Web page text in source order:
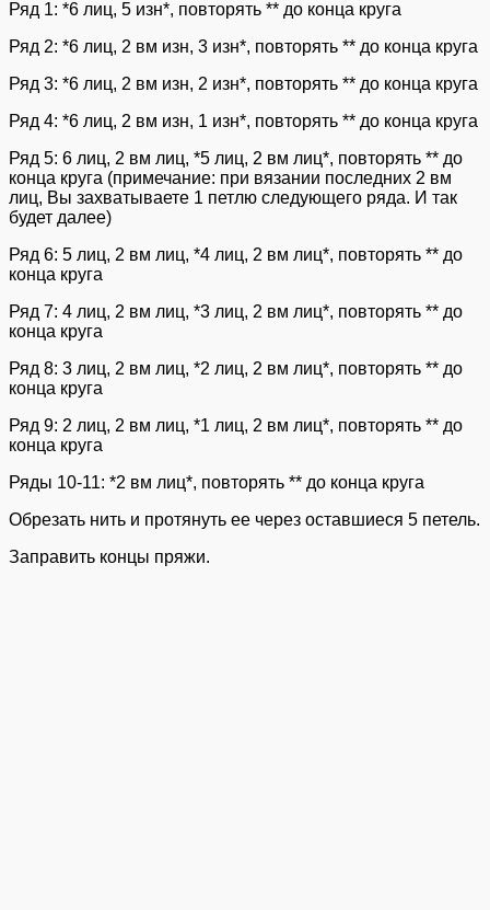
Ряд 1: *6 лиц, 5 изн*, повторять ** до конца круга
Ряд 2: *6 лиц, 2 вм изн, 3 изн*, повторять ** до конца круга
Ряд 3: *6 лиц, 2 вм изн, 2 изн*, повторять ** до конца круга
Ряд 4: *6 лиц, 2 вм изн, 1 изн*, повторять ** до конца круга
Ряд 5: 6 лиц, 2 вм лиц, *5 лиц, 2 вм лиц*, повторять ** до
конца круга (примечание: при вязании последних 2 вм
лиц, Вы захватываете 1 петлю следующего ряда. И так
будет далее)
Ряд 6: 5 лиц, 2 вм лиц, *4 лиц, 2 вм лиц*, повторять ** до
конца круга
Ряд 7: 4 лиц, 2 вм лиц, *3 лиц, 2 вм лиц*, повторять ** до
конца круга
Ряд 8: 3 лиц, 2 вм лиц, *2 лиц, 2 вм лиц*, повторять ** до
конца круга
Ряд 9: 2 лиц, 2 вм лиц, *1 лиц, 2 вм лиц*, повторять ** до
конца круга
Ряды 10-11: *2 вм лиц*, повторять ** до конца круга
Обрезать нить и протянуть ее через оставшиеся 5 петель.
Заправить концы пряжи.